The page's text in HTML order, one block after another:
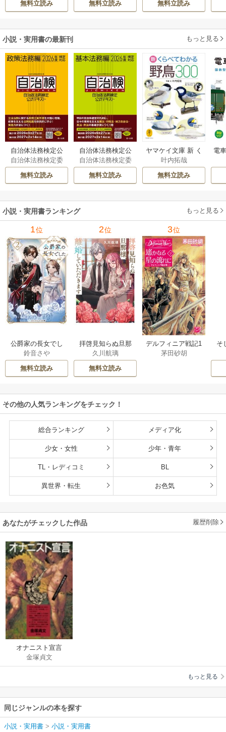
溺愛されています
無料立読み 無料立読み
伝～
無料立読み
小説・実用書の最新刊 もっと見る
自治体法務検定公
式テキスト 政策
法務編 ２０２６
年度検定対応 1巻
自治体法務検定委
員会
無料立読み
自治体法務検定公
式テキスト 基本
法務編 ２０２６
年度検定対応 1巻
自治体法務検定委
員会
無料立読み
ヤマケイ文庫 新 く
らべてわかる野鳥3
00 1巻
叶内拓哉
無料立読み
電
小説・実用書ランキング もっと見る
1位
公爵家の長女でし
た
鈴音さや
無料立読み
2位
拝啓見知らぬ旦那
様、離婚していた
だきます
久川航璃
無料立読み
3位
デルフィニア戦記1
茅田砂胡
そ
その他の人気ランキングをチェック！
総合ランキング メディア化
少女・女性 少年・青年
TL・レディコミ BL
異世界・転生 お色気
あなたがチェックした作品 履歴削除
オナニスト宣言
金塚貞文
もっと見る
同じジャンルの本を探す
小説・実用書 > 小説・実用書